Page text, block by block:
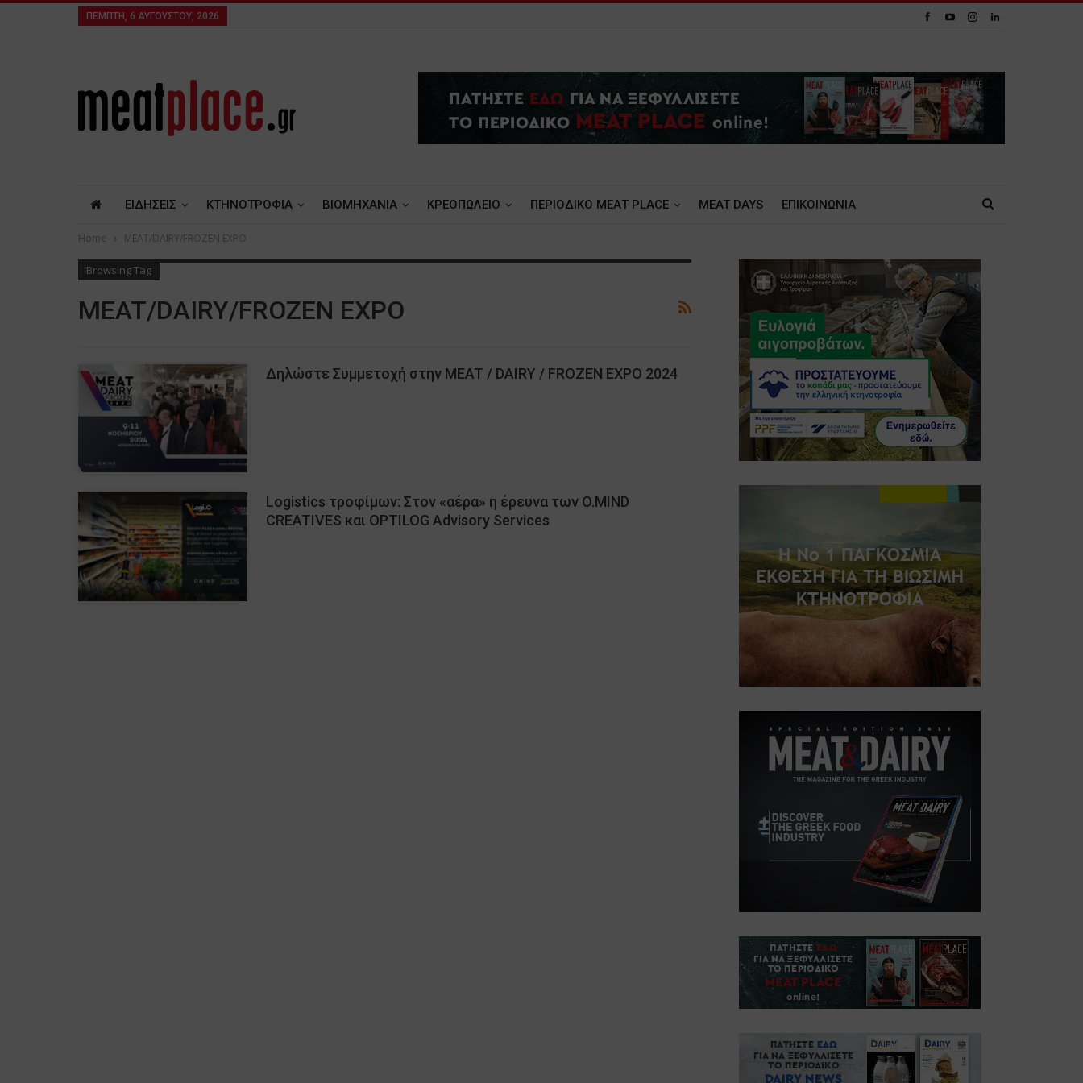
ΠΈΜΠΤΗ, 6 ΑΥΓΟΎΣΤΟΥ, 2026
ΕΙΔΗΣΕΙΣ ΚΤΗΝΟΤΡΟΦΙΑ ΒΙΟΜΗΧΑΝΙΑ ΚΡΕΟΠΩΛΕΙΟ ΠΕΡΙΟΔΙΚΟ ΜΕΑΤ PLACE MEAT DAYS ΕΠΙΚΟΙΝΩΝΙΑ
Home MEAT/DAIRY/FROZEN EXPO
Browsing Tag
MEAT/DAIRY/FROZEN EXPO
Δηλώστε Συμμετοχή στην MEAT / DAIRY / FROZEN EXPO 2024
Logistics τροφίμων: Στον «αέρα» η έρευνα των O.MIND
CREATIVES και OPTILOG Advisory Services